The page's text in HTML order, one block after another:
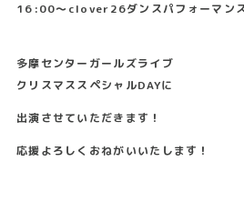
16:00〜clover26ダンスパフォーマン
多摩センターガールズライブ
クリスマススペシャルDAYに
出演させていただきます！
応援よろしくおねがいいたします！